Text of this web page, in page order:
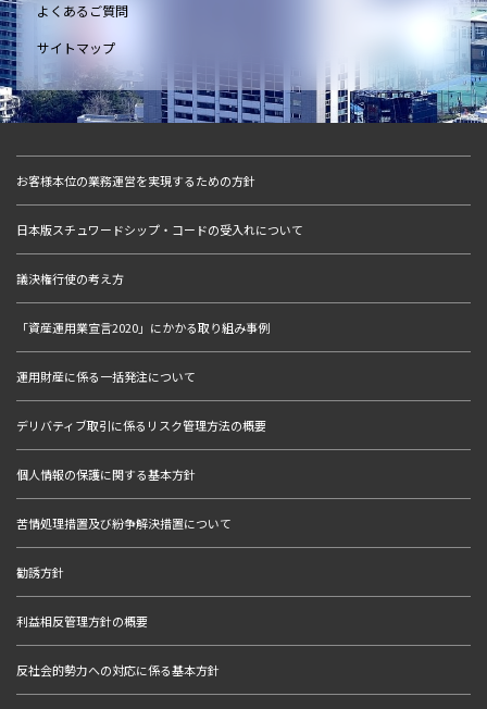
よくあるご質問
サイトマップ
お客様本位の業務運営を実現するための方針
日本版スチュワードシップ・コードの受入れについて
議決権行使の考え方
「資産運用業宣言2020」にかかる取り組み事例
運用財産に係る一括発注について
デリバティブ取引に係るリスク管理方法の概要
個人情報の保護に関する基本方針
苦情処理措置及び紛争解決措置について
勧誘方針
利益相反管理方針の概要
反社会的勢力への対応に係る基本方針